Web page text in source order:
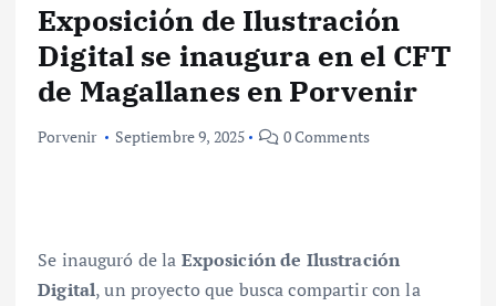
Exposición de Ilustración
Digital se inaugura en el CFT
de Magallanes en Porvenir
Porvenir Septiembre 9, 2025 0 Comments
Se inauguró de la Exposición de Ilustración
Digital, un proyecto que busca compartir con la